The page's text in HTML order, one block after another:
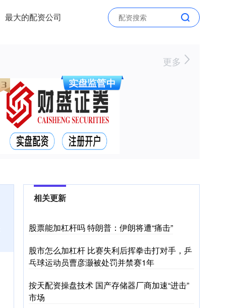
最大的配资公司
更多
相关更新
股票能加杠杆吗 特朗普：伊朗将遭“痛击”
股市怎么加杠杆 比赛失利后挥拳击打对手，乒
乓球运动员曹彦灏被处罚并禁赛1年
按天配资操盘技术 国产存储器厂商加速“进击”
市场